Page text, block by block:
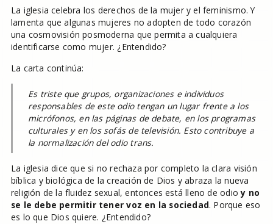
La iglesia celebra los derechos de la mujer y el feminismo. Y
lamenta que algunas mujeres no adopten de todo corazón
una cosmovisión posmoderna que permita a cualquiera
identificarse como mujer. ¿Entendido?
La carta continúa:
Es triste que grupos, organizaciones e individuos
responsables de este odio tengan un lugar frente a los
micrófonos, en las páginas de debate, en los programas
culturales y en los sofás de televisión. Esto contribuye a
la normalización del odio trans.
La iglesia dice que si no rechaza por completo la clara visión
bíblica y biológica de la creación de Dios y abraza la nueva
religión de la fluidez sexual, entonces está lleno de odio y no
se le debe permitir tener voz en la sociedad. Porque eso
es lo que Dios quiere. ¿Entendido?